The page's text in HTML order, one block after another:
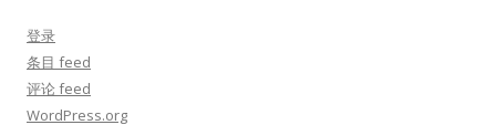
登录
条目 feed
评论 feed
WordPress.org